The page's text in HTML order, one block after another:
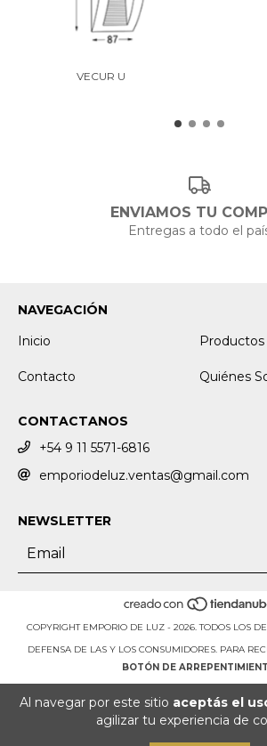
Al navegar por este sitio aceptás el
agilizar tu experiencia de
VECUR U
ENVIAMOS TU
Entregas a todo el
NAVEGACIÓN
Inicio
Productos
Contacto Quiénes
CONTACTANOS
+54 9 11 5571-6816
emporiodeluz.ventas@gmail.com
NEWSLETTER
COPYRIGHT EMPORIO DE LUZ - 2026. TODOS LOS
DEFENSA DE LAS Y LOS CONSUMIDORES. PARA
BOTÓN DE